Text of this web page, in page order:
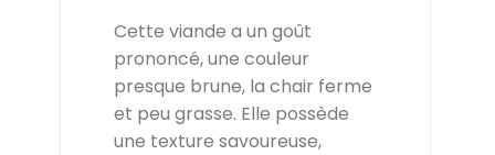
Cette viande a un goût
prononcé, une couleur
presque brune, la chair ferme
et peu grasse. Elle possède
une texture savoureuse,